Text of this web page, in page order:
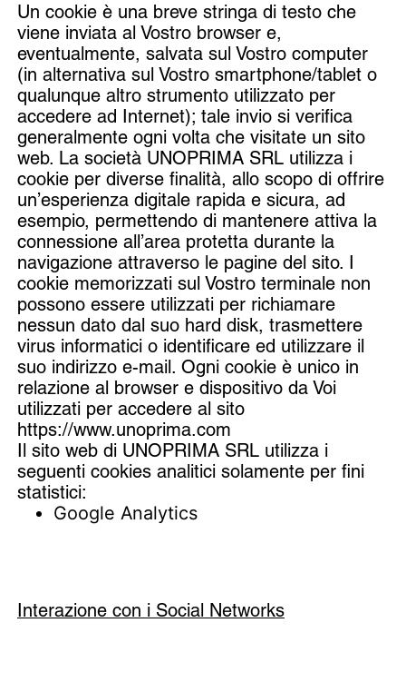
Un cookie è una breve stringa di testo che
viene inviata al Vostro browser e,
eventualmente, salvata sul Vostro computer
(in alternativa sul Vostro smartphone/tablet o
qualunque altro strumento utilizzato per
accedere ad Internet); tale invio si verifica
generalmente ogni volta che visitate un sito
web. La società UNOPRIMA SRL utilizza i
cookie per diverse finalità, allo scopo di offrire
un’esperienza digitale rapida e sicura, ad
esempio, permettendo di mantenere attiva la
connessione all’area protetta durante la
navigazione attraverso le pagine del sito. I
cookie memorizzati sul Vostro terminale non
possono essere utilizzati per richiamare
nessun dato dal suo hard disk, trasmettere
virus informatici o identificare ed utilizzare il
suo indirizzo e-mail. Ogni cookie è unico in
relazione al browser e dispositivo da Voi
utilizzati per accedere al sito
https://www.unoprima.com
Il sito web di UNOPRIMA SRL utilizza i
seguenti cookies analitici solamente per fini
statistici:
Google Analytics
Interazione con i Social Networks